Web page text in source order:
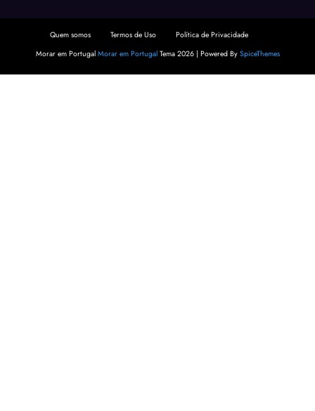
Quem somos Termos de Uso
Política de Privacidade
Morar em Portugal Morar em PortugalTema 2026 | Powered By SpiceThemes